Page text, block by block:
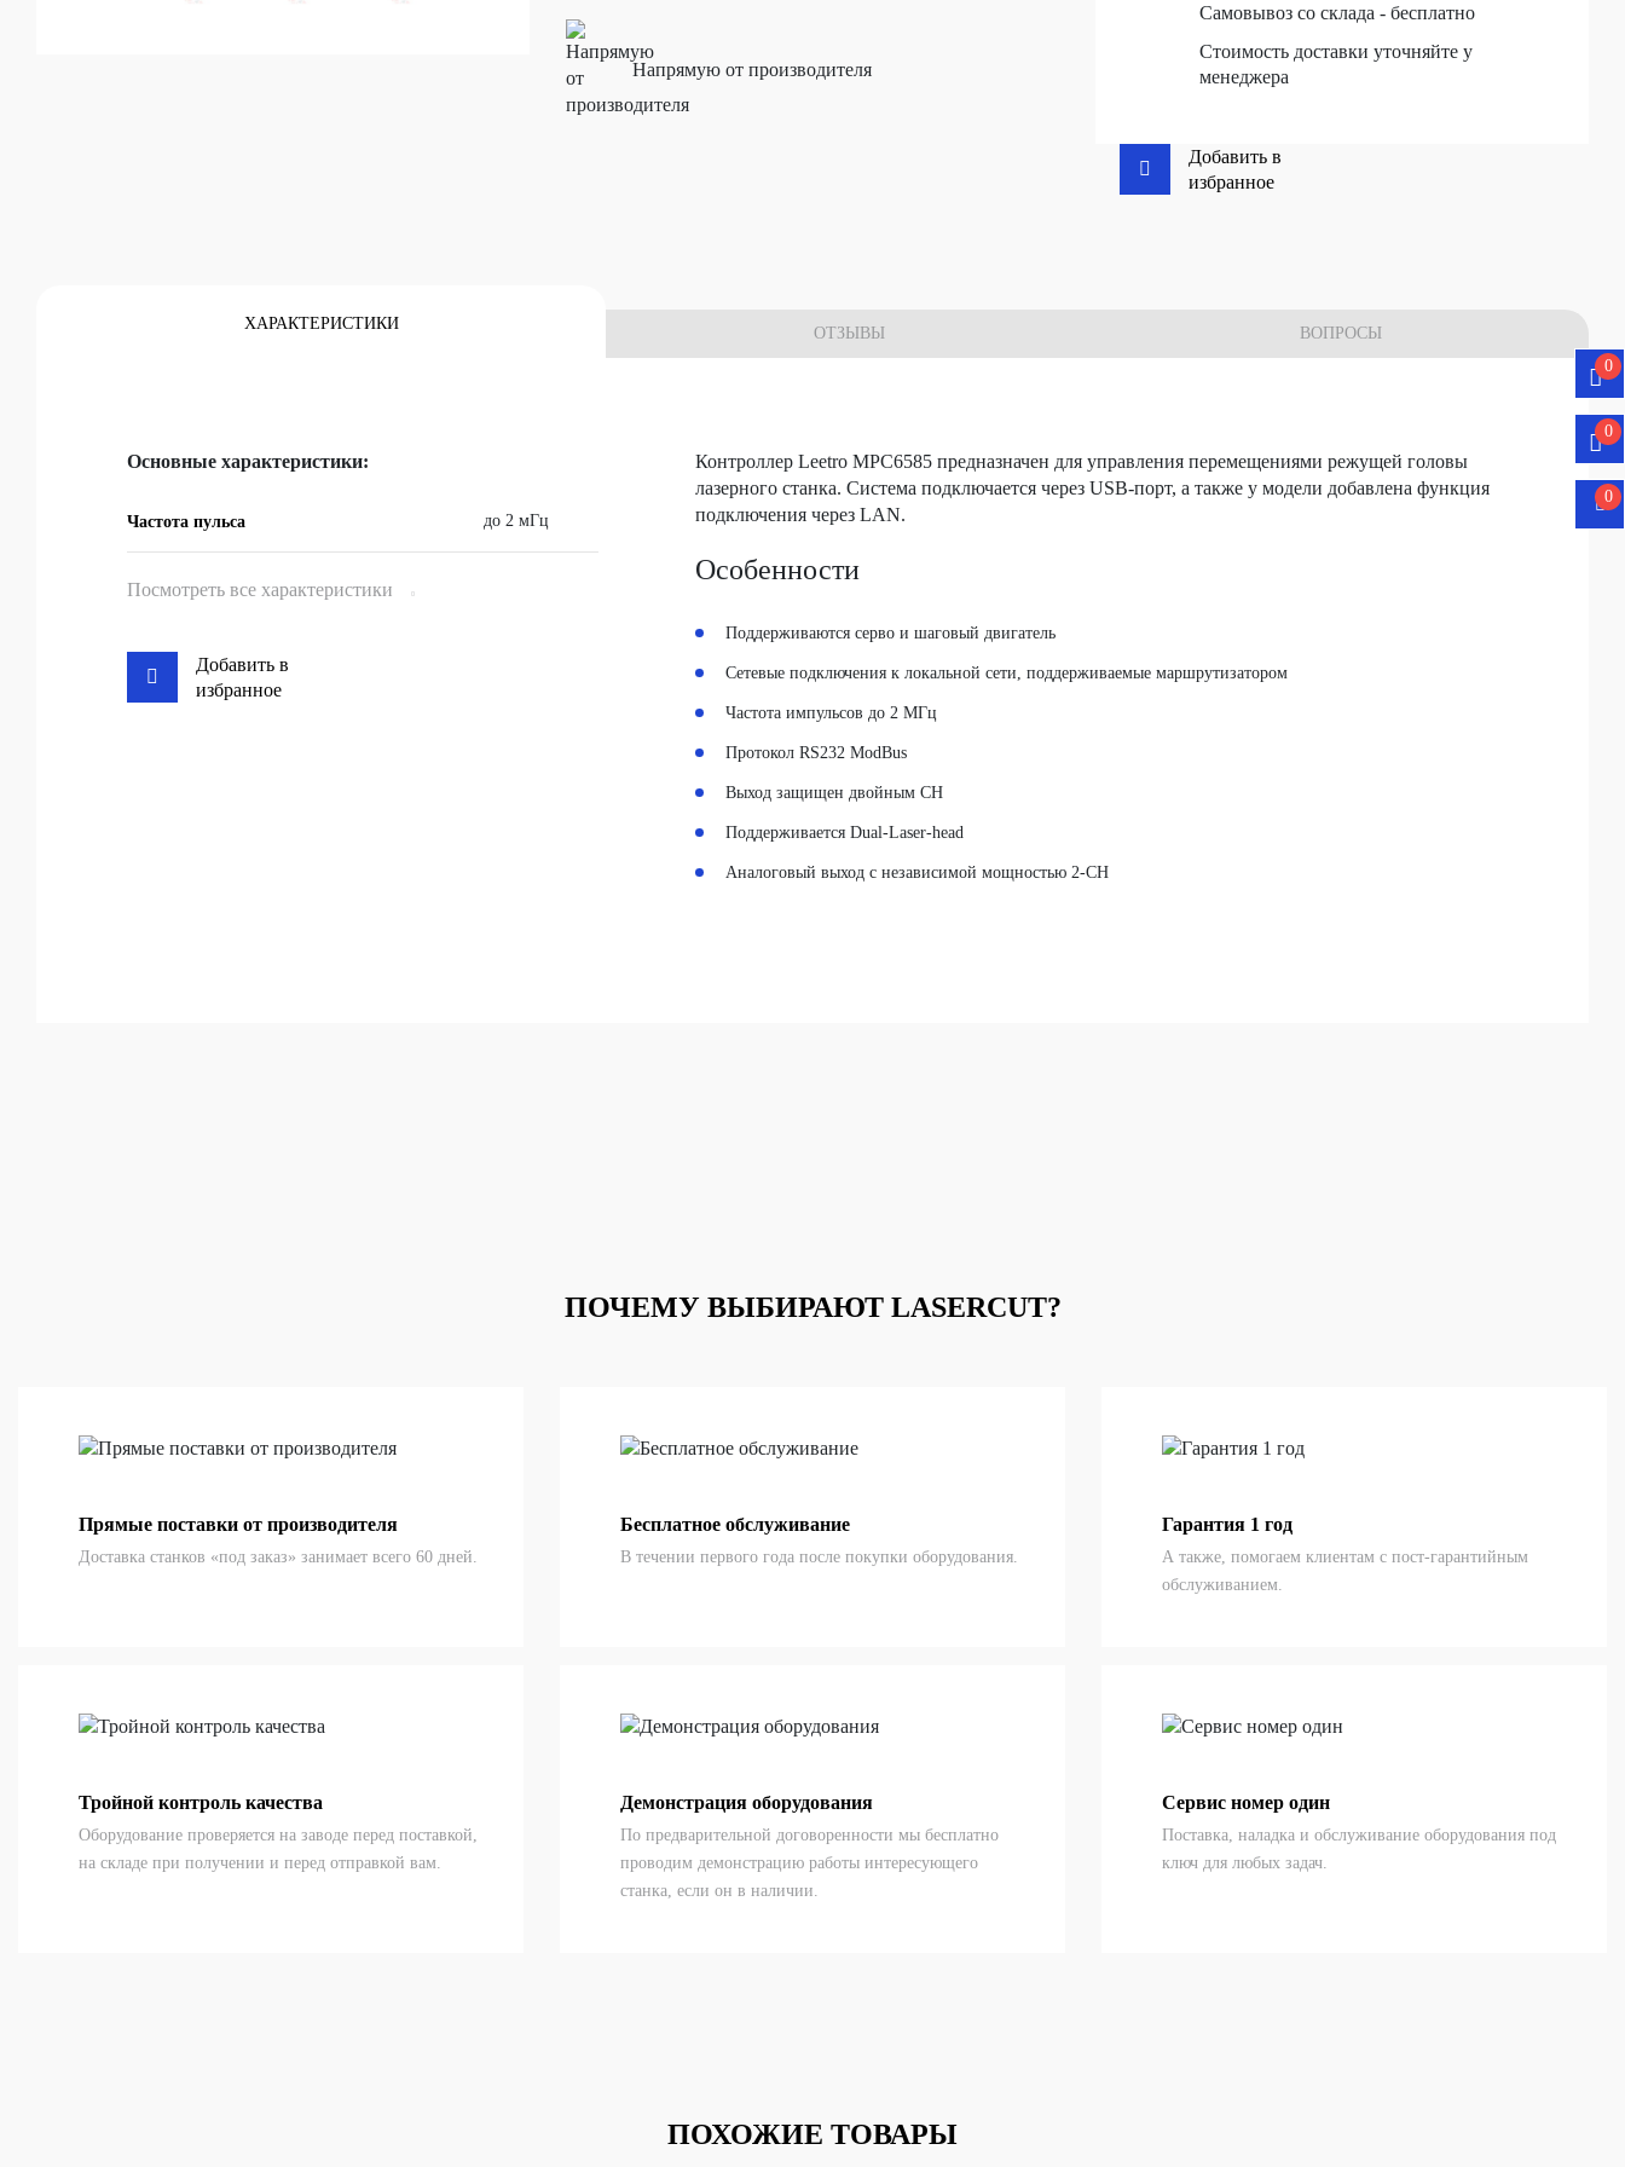
0
0
0
Каталог комплектующих
Напрямую от производителя
Самовывоз со склада - бесплатно
Стоимость доставки уточняйте у
менеджера
Добавить в
избранное
ХАРАКТЕРИСТИКИ
ОТЗЫВЫ ВОПРОСЫ
Основные характеристики:
Частота пульса до 2 мГц
Посмотреть все характеристики
Добавить в
избранное
Контроллер Leetro MPC6585 предназначен для управления перемещениями режущей головы
лазерного станка. Система подключается через USB-порт, а также у модели добавлена функция
подключения через LAN.
Особенности
Поддерживаются серво и шаговый двигатель
Сетевые подключения к локальной сети, поддерживаемые маршрутизатором
Частота импульсов до 2 МГц
Протокол RS232 ModBus
Выход защищен двойным CH
Поддерживается Dual-Laser-head
Аналоговый выход с независимой мощностью 2-CH
ПОЧЕМУ ВЫБИРАЮТ LASERCUT?
Прямые поставки от производителя
Доставка станков «под заказ» занимает всего 60 дней.
Бесплатное обслуживание
В течении первого года после покупки оборудования.
Гарантия 1 год
А также, помогаем клиентам с пост-гарантийным
обслуживанием.
Тройной контроль качества
Оборудование проверяется на заводе перед поставкой,
на складе при получении и перед отправкой вам.
Демонстрация оборудования
По предварительной договоренности мы бесплатно
проводим демонстрацию работы интересующего
станка, если он в наличии.
Сервис номер один
Поставка, наладка и обслуживание оборудования под
ключ для любых задач.
ПОХОЖИЕ ТОВАРЫ